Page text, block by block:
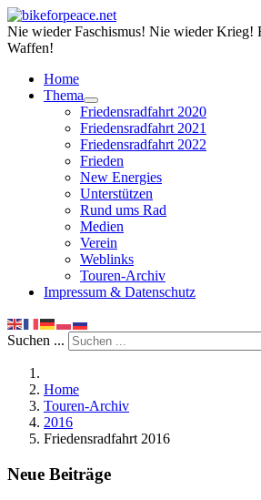
Nie wieder Faschismus! Nie wieder Krieg!
Waffen!
Home
Thema
Friedensradfahrt 2020
Friedensradfahrt 2021
Friedensradfahrt 2022
Frieden
New Energies
Unterstützen
Rund ums Rad
Medien
Verein
Weblinks
Touren-Archiv
Impressum & Datenschutz
Suchen ...
Home
Touren-Archiv
2016
Friedensradfahrt 2016
Neue Beiträge